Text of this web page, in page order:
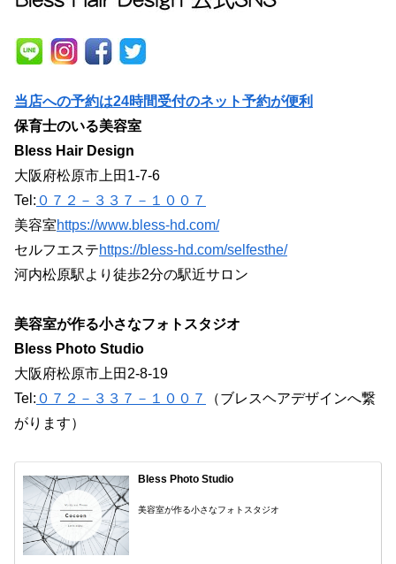
当店への予約は24時間受付のネット予約が便利
保育士のいる美容室
Bless Hair Design
大阪府松原市上田1-7-6
Tel: ０７２－３３７－１００７
美容室https://www.bless-hd.com/
セルフエステhttps://bless-hd.com/selfesthe/
河内松原駅より徒歩2分の駅近サロン
美容室が作る小さなフォトスタジオ
Bless Photo Studio
大阪府松原市上田2-8-19
Tel: ０７２－３３７－１００７
（ブレスヘアデザインへ繋
がります）
Bless Photo Studio
美容室が作る小さなフォトスタジオ